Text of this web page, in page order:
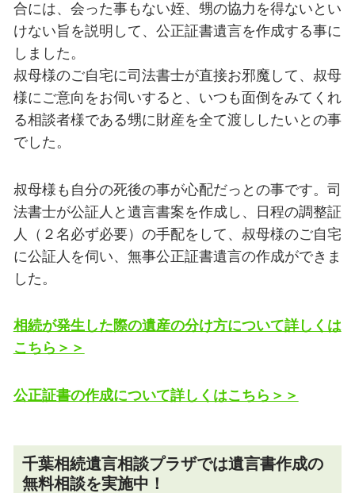
合には、会った事もない姪、甥の協力を得ないとい
けない旨を説明して、公正証書遺言を作成する事に
しました。
叔母様のご自宅に司法書士が直接お邪魔して、叔母
様にご意向をお伺いすると、いつも面倒をみてくれ
る相談者様である甥に財産を全て渡ししたいとの事
でした。
叔母様も自分の死後の事が心配だっとの事です。司
法書士が公証人と遺言書案を作成し、日程の調整証
人（２名必ず必要）の手配をして、叔母様のご自宅
に公証人を伺い、無事公正証書遺言の作成ができま
した。
相続が発生した際の遺産の分け方について詳しくは
こちら＞＞
公正証書の作成について詳しくはこちら＞＞
千葉相続遺言相談プラザでは遺言書作成の
無料相談を実施中！